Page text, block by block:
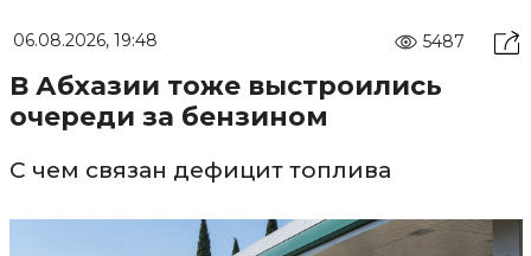
06.08.2026, 19:48 5487
В Абхазии тоже выстроились
очереди за бензином
С чем связан дефицит топлива